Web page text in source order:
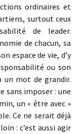
ordinaires et
surtout ceux
de leader.
de chacun, sa
espace de vie, d’y
ou son
un mot de grandir.
sans imposer : une
un « être avec »
Ce ne serait déjà
: c’est aussi agir